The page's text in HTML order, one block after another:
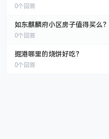
0个回答
如东麒麟府小区房子值得买么？
0个回答
掘港哪里的烧饼好吃？
0个回答